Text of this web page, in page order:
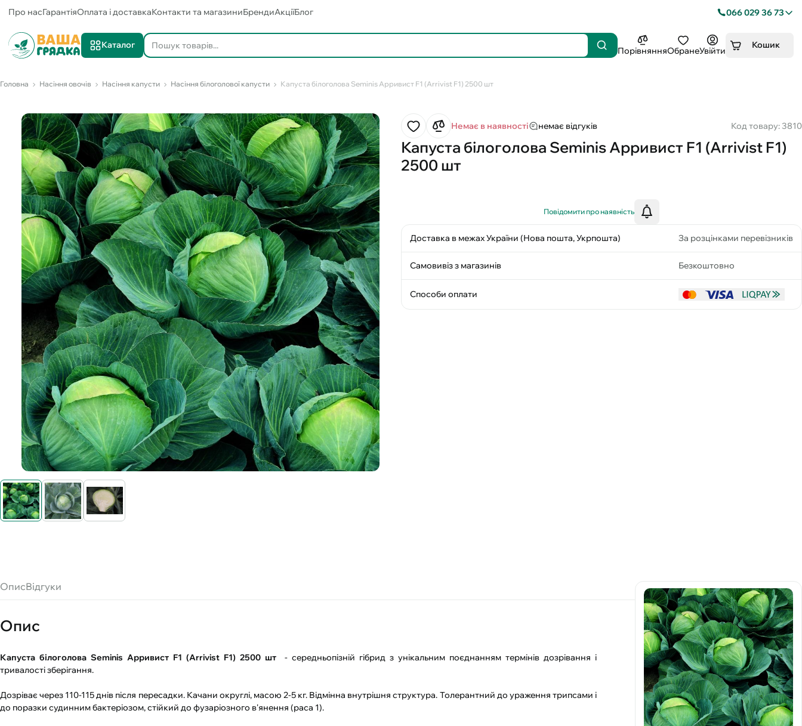
Про насГарантіяОплата і доставкаКонтакти та магазиниБрендиАкціїБлог 066 029 36 73
Каталог
ПорівнянняОбранеУвійти
Кошик
Головна Насіння овочів Насіння капусти Насіння білоголової капусти Капуста білоголова Seminis Арривист F1 (Arrivist F1) 2500 шт
Немає в наявності немає відгуків Код товару: 3810
Капуста білоголова Seminis Арривист F1 (Arrivist F1)
2500 шт
Повідомити про наявність
Доставка в межах України (Нова пошта, Укрпошта) За розцінками перевізників
Самовивіз з магазинів Безкоштовно
Способи оплати
ОписВідгуки
Опис
Капуста білоголова Seminis Арривист F1 (Arrivist F1) 2500 шт
- середньопізній гібрид з унікальним поєднанням термінів дозрівання і
тривалості зберігання.
Дозріває через 110-115 днів після пересадки. Качани округлі, масою 2-5 кг. Відмінна внутрішня структура. Толерантний до ураження трипсами і
до поразки судинним бактеріозом, стійкий до фузаріозного в'янення (раса 1).